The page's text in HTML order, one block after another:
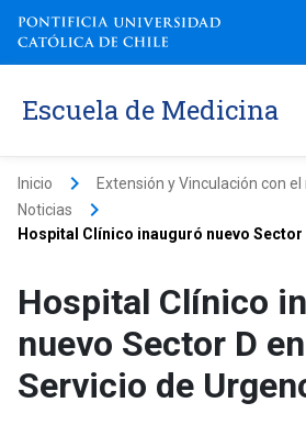
Escuela de Medicina
Inicio keyboard_arrow_right Extensión y Vinculación con el
Noticias keyboard_arrow_right
Hospital Clínico inauguró nuevo Sector
Hospital Clínico
nuevo Sector D
Servicio de